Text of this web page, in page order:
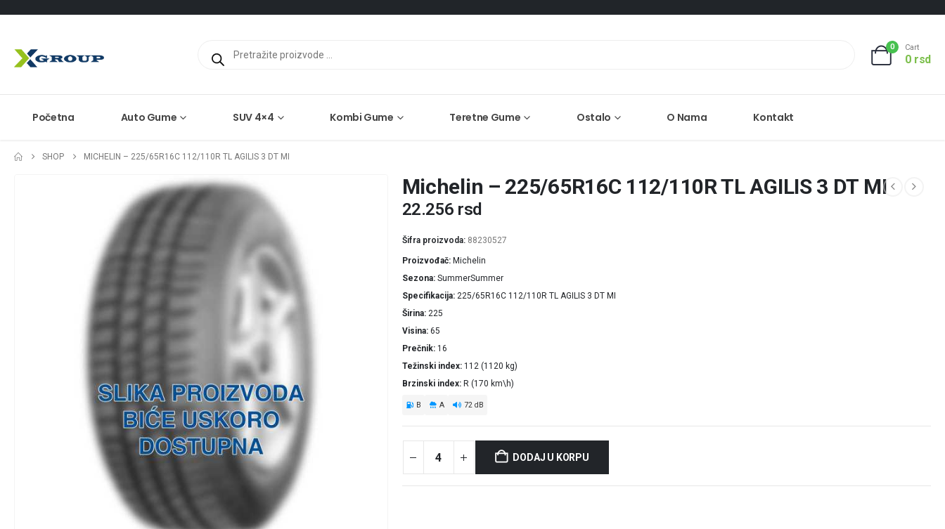
search
0 Cart
0 rsd
Početna Auto Gume SUV 4×4 Kombi Gume Teretne Gume Ostalo O Nama Kontakt
SHOP MICHELIN – 225/65R16C 112/110R TL AGILIS 3 DT MI
Michelin – 225/65R16C 112/110R TL AGILIS 3 DT MI
22.256 rsd
Šifra proizvoda: 88230527
Proizvođač Michelin
Sezona SummerSummer
Specifikacija 225/65R16C 112/110R TL AGILIS 3 DT MI
Širina 225
Visina 65
Prečnik 16
Težinski index 112 (1120 kg)
Brzinski index R (170 km\h)
B A 72 dB
DODAJ U KORPU